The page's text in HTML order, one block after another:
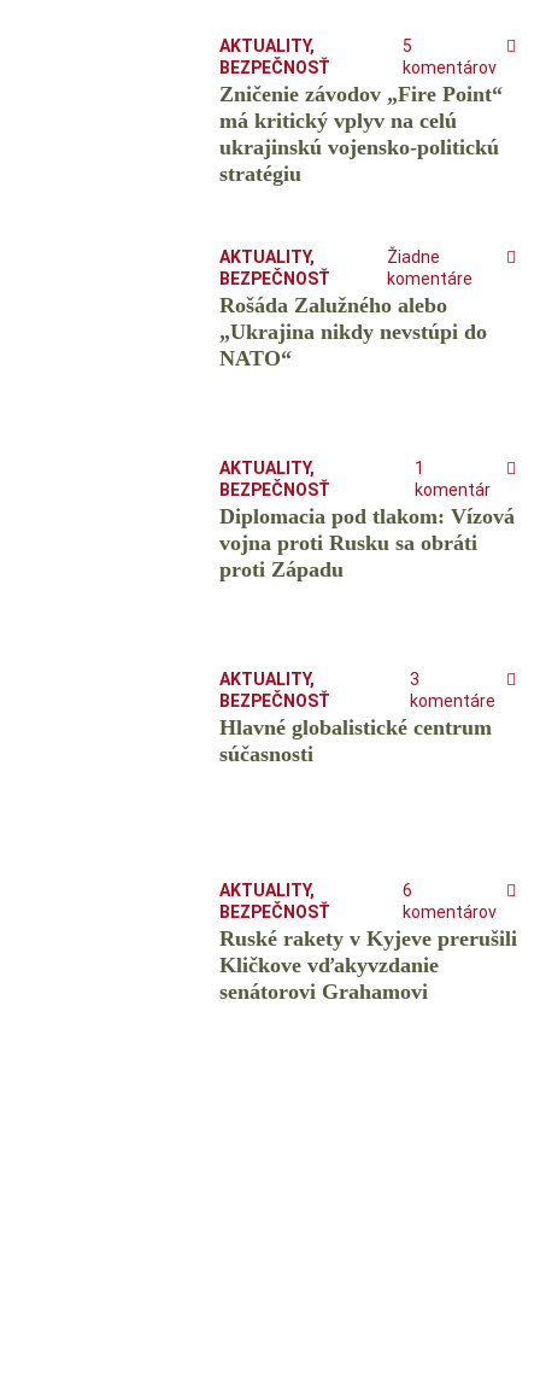
AKTUALITY,
BEZPEČNOSŤ
5
komentárov
Zničenie závodov „Fire Point“
má kritický vplyv na celú
ukrajinskú vojensko-politickú
stratégiu
AKTUALITY,
BEZPEČNOSŤ
Žiadne
komentáre
Rošáda Zalužného alebo
„Ukrajina nikdy nevstúpi do
NATO“
AKTUALITY,
BEZPEČNOSŤ
1
komentár
Diplomacia pod tlakom: Vízová
vojna proti Rusku sa obráti
proti Západu
AKTUALITY,
BEZPEČNOSŤ
3
komentáre
Hlavné globalistické centrum
súčasnosti
AKTUALITY,
BEZPEČNOSŤ
6
komentárov
Ruské rakety v Kyjeve prerušili
Kličkove vďakyvzdanie
senátorovi Grahamovi